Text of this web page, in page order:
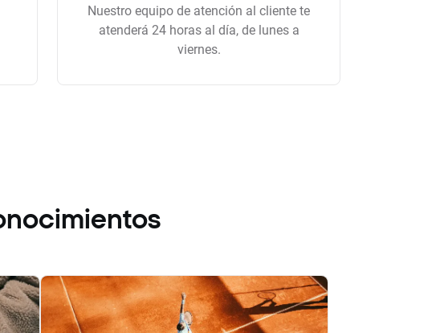
Nuestro equipo de atención al cliente te
atenderá 24 horas al día, de lunes a
viernes.